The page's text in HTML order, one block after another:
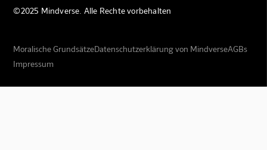
©2025 Mindverse. Alle Rechte vorbehalten
Moralische GrundsätzeDatenschutzerklärung von MindverseAGBs
Impressum